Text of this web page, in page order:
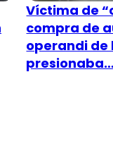
Víctima de
compra de
operandi de